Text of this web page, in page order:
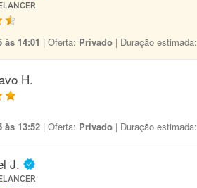
às 14:01 | Oferta: Privado | Duração estimada:
H.
às 13:52 | Oferta: Privado | Duração estimada:
J.